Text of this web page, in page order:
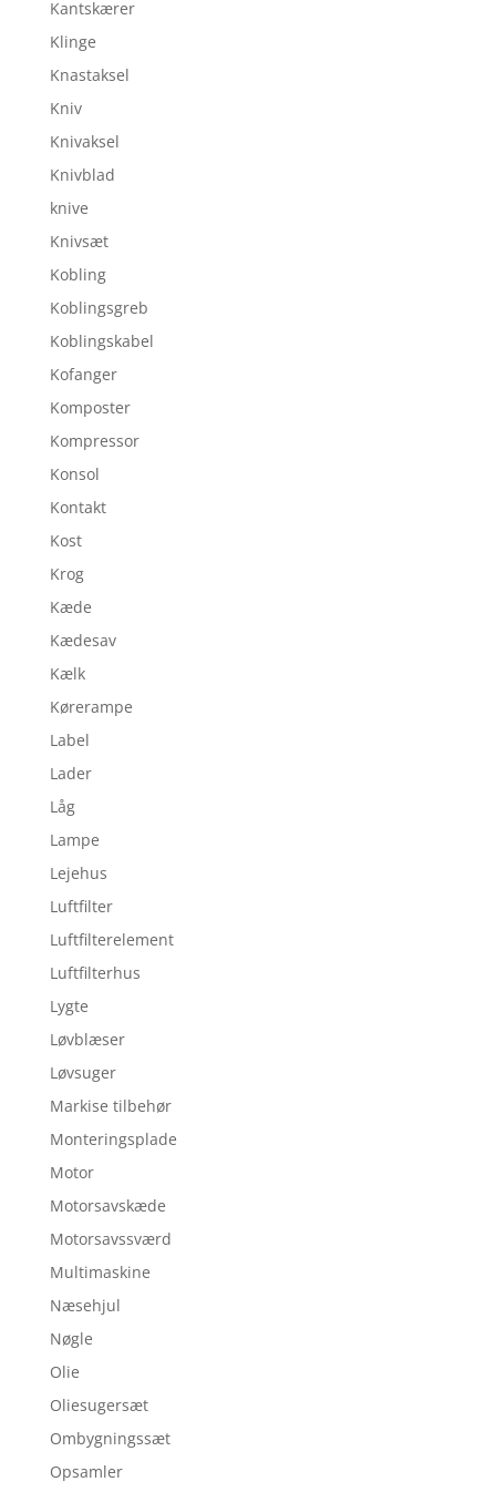
Kantskærer
Klinge
Knastaksel
Kniv
Knivaksel
Knivblad
knive
Knivsæt
Kobling
Koblingsgreb
Koblingskabel
Kofanger
Komposter
Kompressor
Konsol
Kontakt
Kost
Krog
Kæde
Kædesav
Kælk
Kørerampe
Label
Lader
Låg
Lampe
Lejehus
Luftfilter
Luftfilterelement
Luftfilterhus
Lygte
Løvblæser
Løvsuger
Markise tilbehør
Monteringsplade
Motor
Motorsavskæde
Motorsavssværd
Multimaskine
Næsehjul
Nøgle
Olie
Oliesugersæt
Ombygningssæt
Opsamler